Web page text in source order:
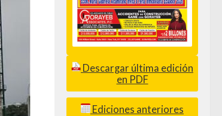
Descargar última edición
en PDF
Ediciones anteriores